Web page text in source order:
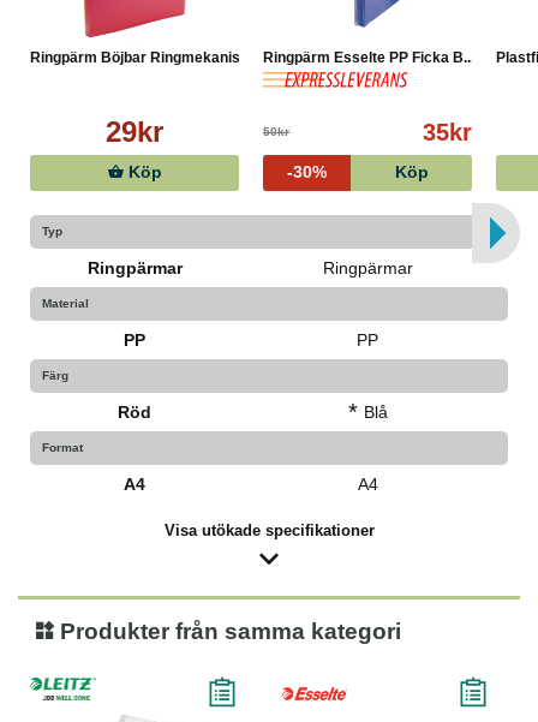
Ringpärm Böjbar Ringmekanis...
29kr
Köp
Ringpärm Esselte PP Ficka B...
50kr 35kr
-30% Köp
Typ
Ringpärmar Ringpärmar
Material
PP PP
Färg
Röd * Blå
Format
A4 A4
Visa utökade specifikationer
Produkter från samma kategori